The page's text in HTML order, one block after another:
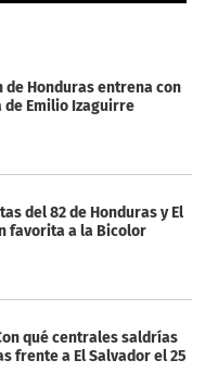
de Honduras entrena con
de Emilio Izaguirre
del 82 de Honduras y El
favorita a la Bicolor
qué centrales saldrías
frente a El Salvador el 25